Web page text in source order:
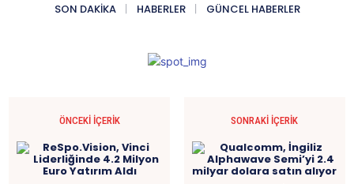
SON DAKIKA
HABERLER GÜNCEL HABERLER
ÖNCEKI İÇERIK SONRAKI İÇERIK